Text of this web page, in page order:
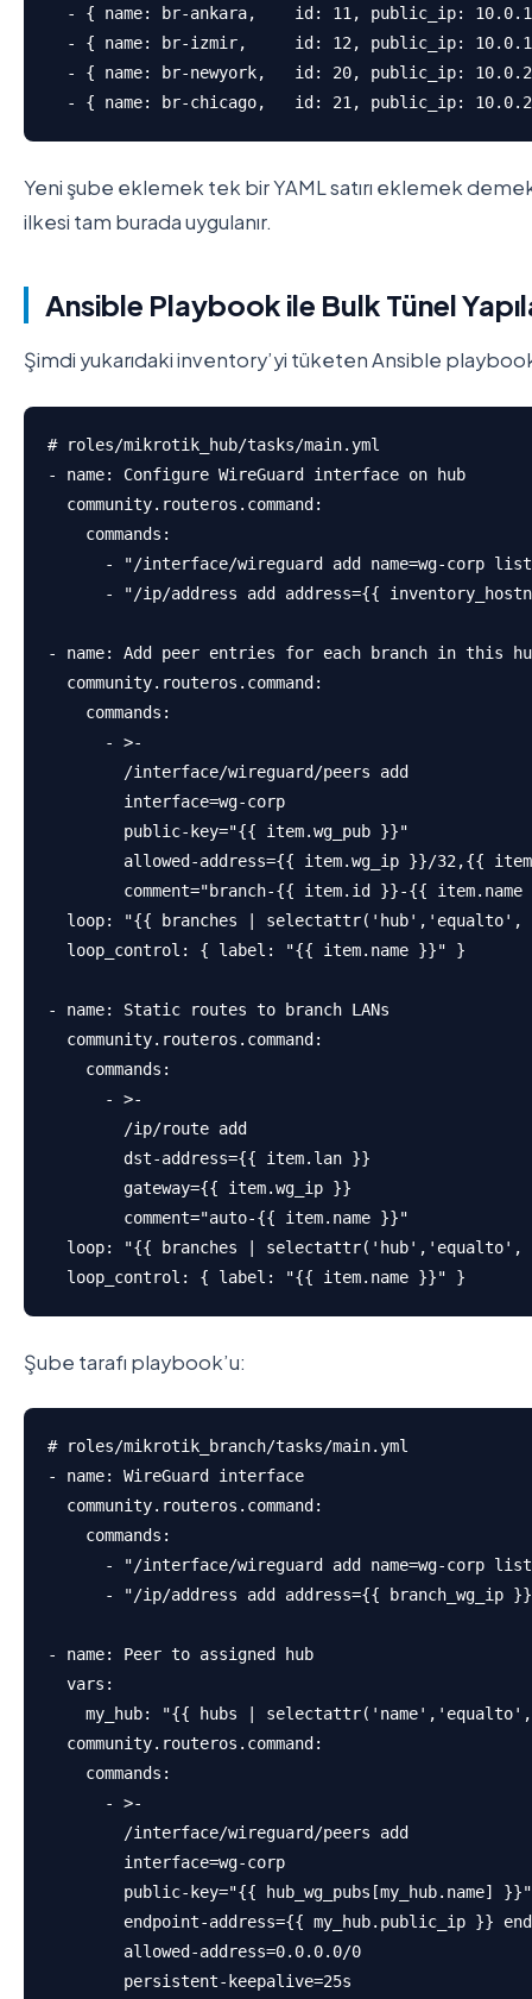
- { name: br-ankara,    id: 11, public_ip:
- { name: br-izmir,     id: 12, public_ip:
- { name: br-newyork,   id: 20, public_ip:
- { name: br-chicago,   id: 21, public_ip:
Yeni şube eklemek tek bir YAML satırı eklemek
ilkesi tam burada uygulanır.
Ansible Playbook ile Bulk Tünel
Şimdi yukarıdaki inventory’yi tüketen Ansible
# roles/mikrotik_hub/tasks/main.yml
- name: Configure WireGuard interface on hub
  community.routeros.command:
    commands:
- "/interface/wireguard add name=wg-corp
- "/ip/address add address={{
- name: Add peer entries for each branch in this
  community.routeros.command:
    commands:
      - >-
        /interface/wireguard/peers add
        interface=wg-corp
        public-key="{{ item.wg_pub }}"
allowed-address={{ item.wg_ip }}/32,{{
comment="branch-{{ item.id }}-{{ item.name
loop: "{{ branches |
  loop_control: { label: "{{ item.name }}" }
- name: Static routes to branch LANs
  community.routeros.command:
    commands:
      - >-
        /ip/route add
        dst-address={{ item.lan }}
        gateway={{ item.wg_ip }}
        comment="auto-{{ item.name }}"
loop: "{{ branches |
  loop_control: { label: "{{ item.name }}" }
Şube tarafı playbook’u:
# roles/mikrotik_branch/tasks/main.yml
- name: WireGuard interface
  community.routeros.command:
    commands:
- "/interface/wireguard add name=wg-corp
- "/ip/address add address={{ branch_wg_ip
- name: Peer to assigned hub
  vars:
my_hub: "{{ hubs |
  community.routeros.command:
    commands:
      - >-
        /interface/wireguard/peers add
        interface=wg-corp
        public-key="{{ hub_wg_pubs[my_hub.name] }}"
endpoint-address={{ my_hub.public_ip }}
        allowed-address=0.0.0.0/0
        persistent-keepalive=25s